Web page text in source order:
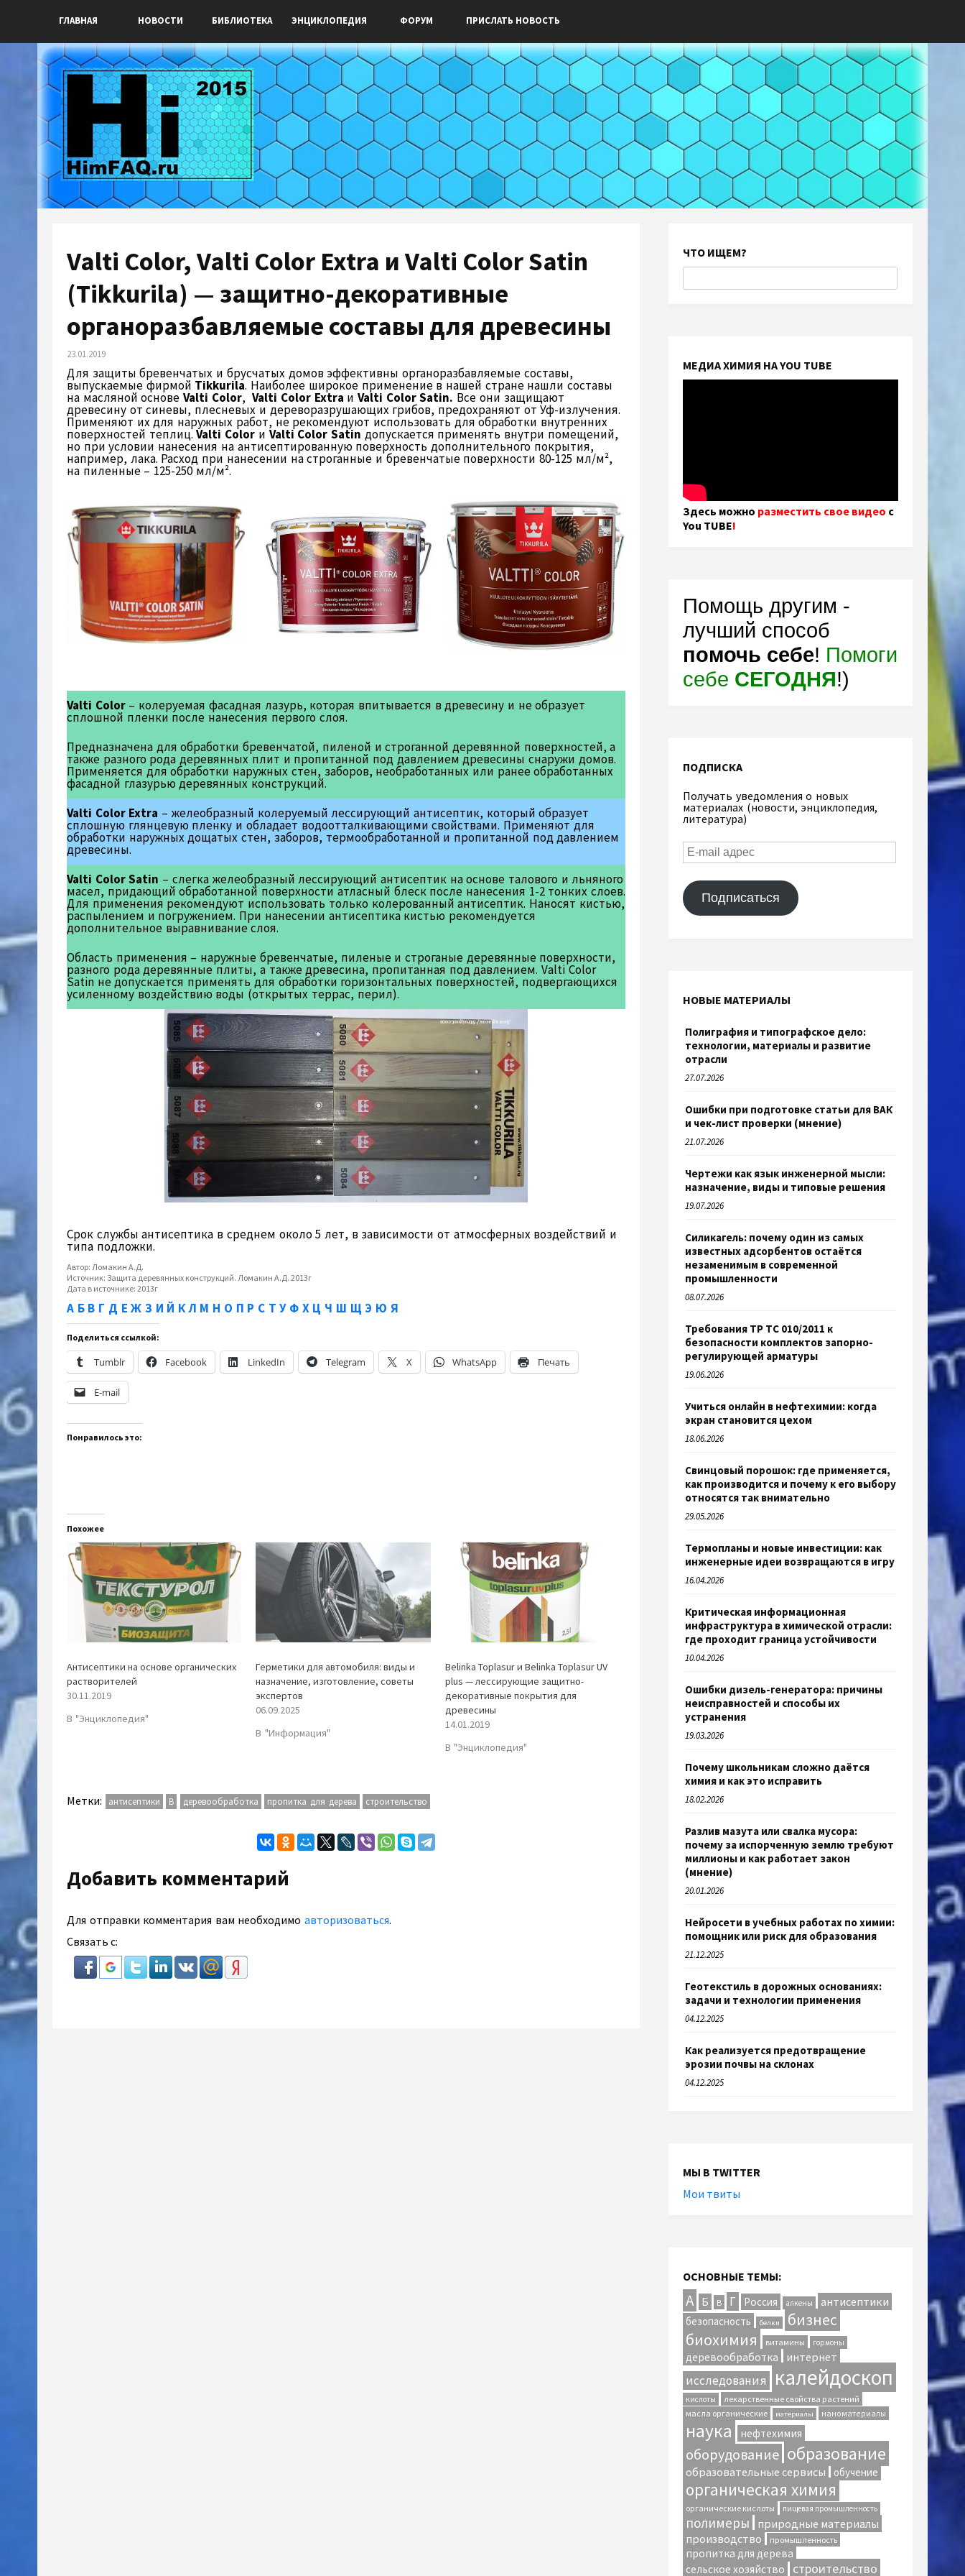
ГЛАВНАЯ НОВОСТИ БИБЛИОТЕКА ЭНЦИКЛОПЕДИЯ ФОРУМ ПРИСЛАТЬ НОВОСТЬ
Valti Color, Valti Color Extra и Valti Color Satin
(Tikkurila) — защитно-декоративные
органоразбавляемые составы для древесины
23.01.2019
Для защиты бревенчатых и брусчатых домов эффективны органоразбавляемые составы,
выпускаемые фирмой Tikkurila. Наиболее широкое применение в нашей стране нашли составы
на масляной основеValti Color,Valti Color Extra иValti Color Satin. Все они защищают
древесину от синевы, плесневых и дереворазрушающих грибов, предохраняют от Уф-излучения.
Применяют их для наружных работ, не рекомендуют использовать для обработки внутренних
поверхностей теплиц.Valti Color и Valti Color Satin допускается применять внутри помещений,
но при условии нанесения на антисептированную поверхность дополнительного покрытия,
например, лака. Расход при нанесении на строганные и бревенчатые поверхности 80-125 мл/м²,
на пиленные – 125-250 мл/м².
Valti Color– колеруемая фасадная лазурь, которая впитывается в древесину и не образует
сплошной пленки после нанесения первого слоя.
Предназначена для обработки бревенчатой, пиленой и строганной деревянной поверхностей, а
также разного рода деревянных плит и пропитанной под давлением древесины снаружи домов.
Применяется для обработки наружных стен, заборов, необработанных или ранее обработанных
фасадной глазурью деревянных конструкций.
Valti Color Extra – желеобразный колеруемый лессирующий антисептик, который образует
сплошную глянцевую пленку и обладает водоотталкивающими свойствами. Применяют для
обработки наружных дощатых стен, заборов, термообработанной и пропитанной под давлением
древесины.
Valti Color Satin – слегка желеобразный лессирующий антисептик на основе талового и льняного
масел, придающий обработанной поверхности атласный блеск после нанесения 1-2 тонких слоев.
Для применения рекомендуют использовать только колерованный антисептик. Наносят кистью,
распылением и погружением. При нанесении антисептика кистью рекомендуется
дополнительное выравнивание слоя.
Область применения – наружные бревенчатые, пиленые и строганые деревянные поверхности,
разного рода деревянные плиты, а также древесина, пропитанная под давлением. Valti Color
Satin не допускается применять для обработки горизонтальных поверхностей, подвергающихся
усиленному воздействию воды (открытых террас, перил).
Срок службы антисептика в среднем около 5 лет, в зависимости от атмосферных воздействий и
типа подложки.
Автор: Ломакин А.Д.
Источник: Защита деревянных конструкций. Ломакин А.Д. 2013г
Дата в источнике: 2013г
А Б В Г Д Е Ж З И Й К Л М Н О П Р С Т У Ф Х Ц Ч Ш Щ Э Ю Я
Поделиться ссылкой:
Tumblr Facebook LinkedIn Telegram X WhatsApp Печать
E-mail
Понравилось это:
Похожее
Антисептики на основе органических
растворителей
30.11.2019
В "Энциклопедия"
Герметики для автомобиля: виды и
назначение, изготовление, советы
экспертов
06.09.2025
В "Информация"
Belinka Toplasur и Belinka Toplasur UV
plus — лессирующие защитно-
декоративные покрытия для
древесины
14.01.2019
В "Энциклопедия"
Метки: антисептики В деревообработка пропитка для дерева строительство
Добавить комментарий
Для отправки комментария вам необходимоавторизоваться.
Связать с:
ЧТО ИЩЕМ?
МЕДИА ХИМИЯ НА YOU TUBE
Здесь можно разместить свое видео с
You TUBE!
Помощь другим -
лучший способ
помочь себе! Помоги
себе СЕГОДНЯ!)
ПОДПИСКА
Получать уведомления о новых
материалах (новости, энциклопедия,
литература)
Подписаться
НОВЫЕ МАТЕРИАЛЫ
Полиграфия и типографское дело:
технологии, материалы и развитие
отрасли
27.07.2026
Ошибки при подготовке статьи для ВАК
и чек-лист проверки (мнение)
21.07.2026
Чертежи как язык инженерной мысли:
назначение, виды и типовые решения
19.07.2026
Силикагель: почему один из самых
известных адсорбентов остаётся
незаменимым в современной
промышленности
08.07.2026
Требования ТР ТС 010/2011 к
безопасности комплектов запорно-
регулирующей арматуры
19.06.2026
Учиться онлайн в нефтехимии: когда
экран становится цехом
18.06.2026
Свинцовый порошок: где применяется,
как производится и почему к его выбору
относятся так внимательно
29.05.2026
Термопланы и новые инвестиции: как
инженерные идеи возвращаются в игру
16.04.2026
Критическая информационная
инфраструктура в химической отрасли:
где проходит граница устойчивости
10.04.2026
Ошибки дизель-генератора: причины
неисправностей и способы их
устранения
19.03.2026
Почему школьникам сложно даётся
химия и как это исправить
18.02.2026
Разлив мазута или свалка мусора:
почему за испорченную землю требуют
миллионы и как работает закон
(мнение)
20.01.2026
Нейросети в учебных работах по химии:
помощник или риск для образования
21.12.2025
Геотекстиль в дорожных основаниях:
задачи и технологии применения
04.12.2025
Как реализуется предотвращение
эрозии почвы на склонах
04.12.2025
МЫ В TWITTER
Мои твиты
ОСНОВНЫЕ ТЕМЫ:
А Б В Г Россия алкены антисептики
безопасность белки бизнес
биохимия витамины гормоны
деревообработка интернет
исследования калейдоскоп
кислоты
лекарственные свойства растений
масла органические
материалы наноматериалы
наука нефтехимия
оборудование образование
образовательные сервисы обучение
органическая химия
органические кислоты пищевая промышленность
полимеры
природные материалы
производство
промышленность
пропитка для дерева
сельское хозяйство
строительство